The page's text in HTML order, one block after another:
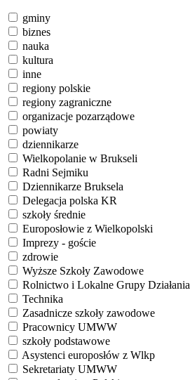
gminy
biznes
nauka
kultura
inne
regiony polskie
regiony zagraniczne
organizacje pozarządowe
powiaty
dziennikarze
Wielkopolanie w Brukseli
Radni Sejmiku
Dziennikarze Bruksela
Delegacja polska KR
szkoły średnie
Europosłowie z Wielkopolski
Imprezy - goście
zdrowie
Wyższe Szkoły Zawodowe
Rolnictwo i Lokalne Grupy Działania
Technika
Zasadnicze szkoły zawodowe
Pracownicy UMWW
szkoły podstawowe
Asystenci europosłów z Wlkp
Sekretariaty UMWW